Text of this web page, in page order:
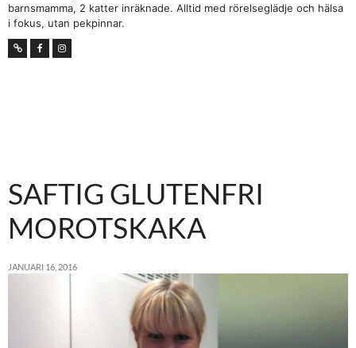
barnsmamma, 2 katter inräknade. Alltid med rörelseglädje och hälsa
i fokus, utan pekpinnar.
SAFTIG GLUTENFRI
MOROTSKAKA
JANUARI 16, 2016